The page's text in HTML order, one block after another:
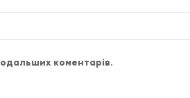
коментарів.